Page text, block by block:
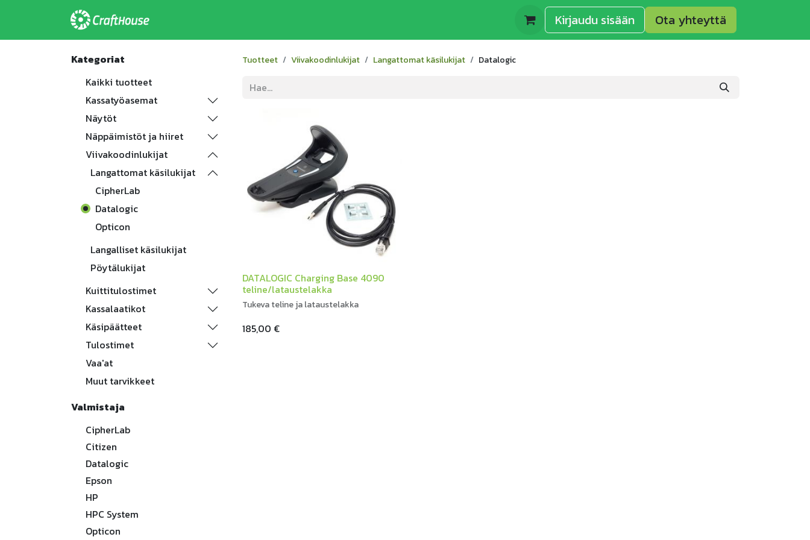
Kirjaudu sisään Ota yhteyttä
Kategoriat
Kaikki tuotteet
Kassatyöasemat
Näytöt
Näppäimistöt ja hiiret
Viivakoodinlukijat
Langattomat käsilukijat
CipherLab
Datalogic
Opticon
Langalliset käsilukijat
Pöytälukijat
Kuittitulostimet
Kassalaatikot
Käsipäätteet
Tulostimet
Vaa'at
Muut tarvikkeet
Valmistaja
CipherLab
Citizen
Datalogic
Epson
HP
HPC System
Opticon
Tuotteet Viivakoodinlukijat Langattomat käsilukijat Datalogic
DATALOGIC Charging Base 4090
teline/lataustelakka
Tukeva teline ja lataustelakka
185,00 €